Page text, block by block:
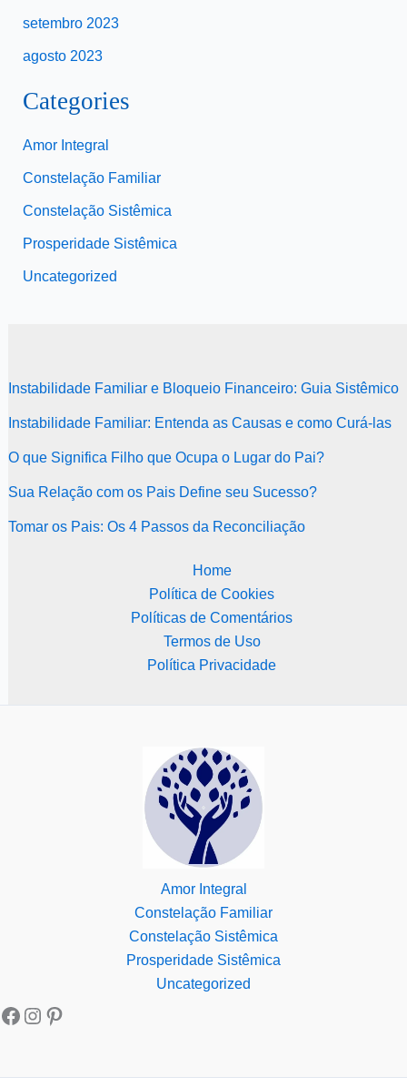
setembro 2023
agosto 2023
Categories
Amor Integral
Constelação Familiar
Constelação Sistêmica
Prosperidade Sistêmica
Uncategorized
Instabilidade Familiar e Bloqueio Financeiro: Guia Sistêmico
Instabilidade Familiar: Entenda as Causas e como Curá-las
O que Significa Filho que Ocupa o Lugar do Pai?
Sua Relação com os Pais Define seu Sucesso?
Tomar os Pais: Os 4 Passos da Reconciliação
Home
Política de Cookies
Políticas de Comentários
Termos de Uso
Política Privacidade
Amor Integral
Constelação Familiar
Constelação Sistêmica
Prosperidade Sistêmica
Uncategorized